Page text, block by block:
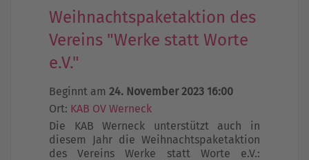
Weihnachtspaketaktion des
Vereins "Werke statt Worte
e.V."
Beginnt am 24. November 2023 16:00
Ort: KAB OV Werneck
Die KAB Werneck unterstützt auch in
diesem Jahr die Weihnachtspaketaktion
des Vereins Werke statt Worte e.V.: